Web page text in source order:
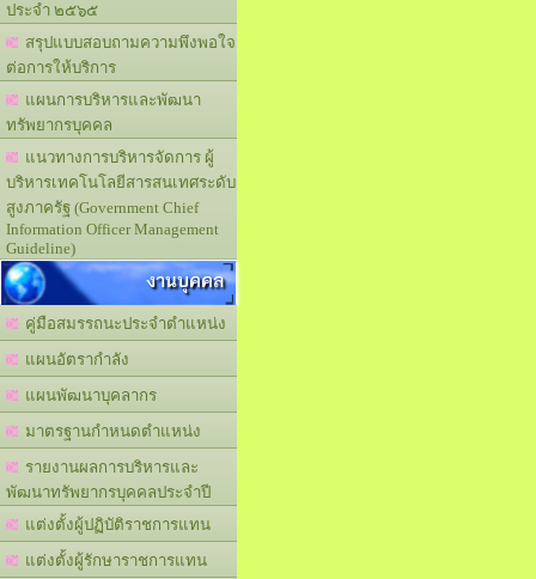
ประจำ ๒๕๖๕
สรุปแบบสอบถามความพึงพอใจ
ต่อการให้บริการ
แผนการบริหารและพัฒนา
ทรัพยากรบุคคล
แนวทางการบริหารจัดการ ผู้
บริหารเทคโนโลยีสารสนเทศระดับ
สูงภาครัฐ (Government Chief
Information Officer Management
Guideline)
งานบุคคล
คู่มือสมรรถนะประจำตำแหน่ง
แผนอัตรากำลัง
แผนพัฒนาบุคลากร
มาตรฐานกำหนดตำแหน่ง
รายงานผลการบริหารและ
พัฒนาทรัพยากรบุคคลประจำปี
แต่งตั้งผู้ปฏิบัติราชการแทน
แต่งตั้งผู้รักษาราชการแทน